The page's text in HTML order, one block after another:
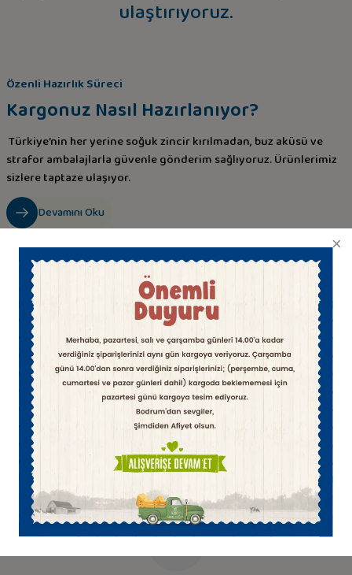
ulaştırıyoruz.
Özenli Hazırlık Süreci
Kargonuz Nasıl Hazırlanıyor?
Türkiye’nin her yerine soğuk zincir kırılmadan, buz aküsü ve
strafor ambalajlarla güvenle gönderim sağlıyoruz. Ürünlerimiz
sizlere taptaze ulaşıyor.
Devamını Oku
Temiz İçerikli Taze El Yapımı
60 Yıllık Çıngıloğlu ustalığı ile en iyi sütten el yapımı peynirler
Çıngıloğlu Güvencesi
Siparişlerinizi büyük bir hassasiytle hazırlıyor, özenle paketleyip size
ulaştırıyoruz.